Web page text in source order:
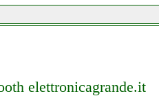
elettronicagrande.it